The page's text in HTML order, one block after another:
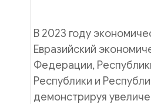
В 2023 году
Евразийский
Федерации,
Республики и
демонстрируя